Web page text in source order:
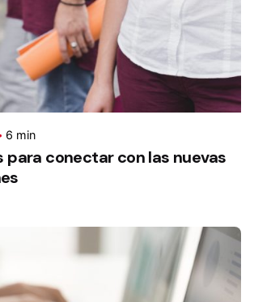
6 min
para conectar con las nuevas